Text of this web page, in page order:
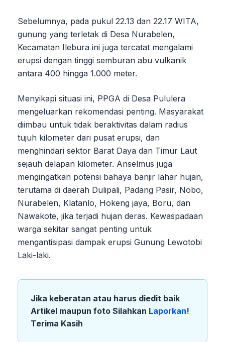
Sebelumnya, pada pukul 22.13 dan 22.17 WITA,
gunung yang terletak di Desa Nurabelen,
Kecamatan Ilebura ini juga tercatat mengalami
erupsi dengan tinggi semburan abu vulkanik
antara 400 hingga 1.000 meter.
Menyikapi situasi ini, PPGA di Desa Pululera
mengeluarkan rekomendasi penting. Masyarakat
diimbau untuk tidak beraktivitas dalam radius
tujuh kilometer dari pusat erupsi, dan
menghindari sektor Barat Daya dan Timur Laut
sejauh delapan kilometer. Anselmus juga
mengingatkan potensi bahaya banjir lahar hujan,
terutama di daerah Dulipali, Padang Pasir, Nobo,
Nurabelen, Klatanlo, Hokeng jaya, Boru, dan
Nawakote, jika terjadi hujan deras. Kewaspadaan
warga sekitar sangat penting untuk
mengantisipasi dampak erupsi Gunung Lewotobi
Laki-laki.
Jika keberatan atau harus diedit baik
Artikel maupun foto Silahkan Laporkan!
Terima Kasih